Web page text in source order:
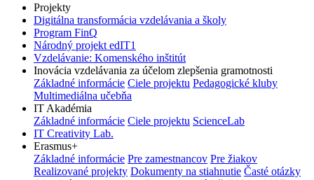
Projekty
Digitálna transformácia vzdelávania a školy
Program FinQ
Národný projekt edIT1
Vzdelávanie: Komenského inštitút
Inovácia vzdelávania za účelom zlepšenia gramotnosti
Základné informácie Ciele projektu Pedagogické kluby
Multimediálna učebňa
IT Akadémia
Základné informácie Ciele projektu ScienceLab
IT Creativity Lab.
Erasmus+
Základné informácie Pre zamestnancov Pre žiakov
Realizované projekty Dokumenty na stiahnutie Časté otázky